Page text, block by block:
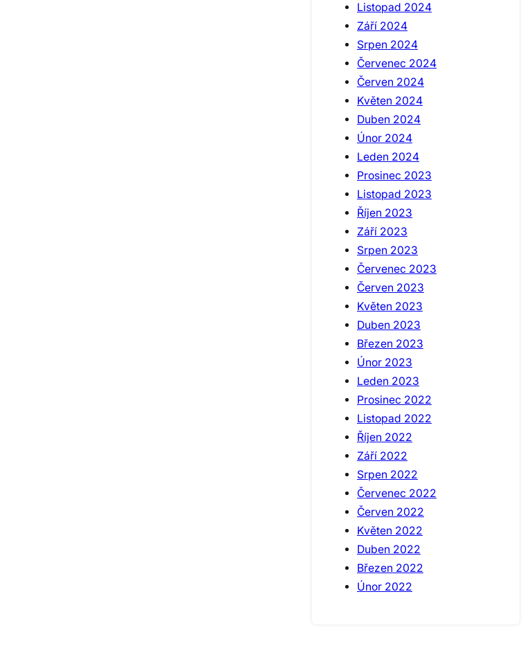
Listopad 2024
Září 2024
Srpen 2024
Červenec 2024
Červen 2024
Květen 2024
Duben 2024
Únor 2024
Leden 2024
Prosinec 2023
Listopad 2023
Říjen 2023
Září 2023
Srpen 2023
Červenec 2023
Červen 2023
Květen 2023
Duben 2023
Březen 2023
Únor 2023
Leden 2023
Prosinec 2022
Listopad 2022
Říjen 2022
Září 2022
Srpen 2022
Červenec 2022
Červen 2022
Květen 2022
Duben 2022
Březen 2022
Únor 2022